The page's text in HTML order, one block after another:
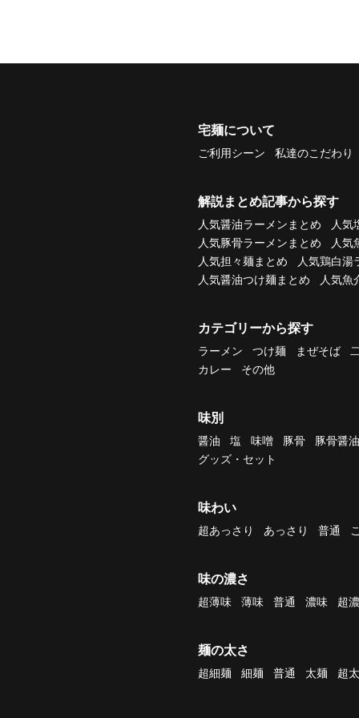
宅麺について
ご利用シーン 私達のこだわり
解説まとめ記事から探す
人気醤油ラーメンまとめ
人気
人気豚骨ラーメンまとめ
人気
人気担々麺まとめ
人気鶏白湯
人気醤油つけ麺まとめ
人気魚
カテゴリーから探す
ラーメン つけ麺 まぜそば
カレー
その他
味別
醤油 塩 味噌 豚骨
豚骨醤油
グッズ・セット
味わい
超あっさり あっさり 普通
味の濃さ
超薄味 薄味 普通 濃味 超
麺の太さ
超細麺 細麺 普通 太麺 超